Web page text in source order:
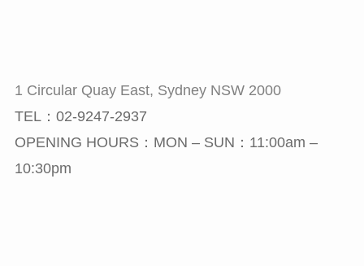
1 Circular Quay East, Sydney NSW 2000
TEL：02-9247-2937
OPENING HOURS：MON – SUN：11:00am –
10:30pm